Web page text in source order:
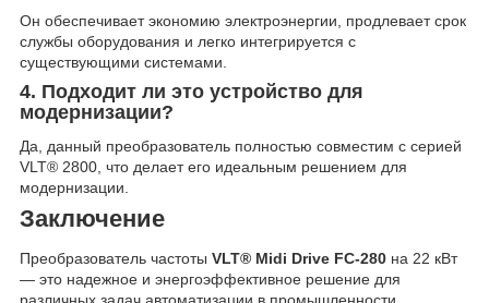
Он обеспечивает экономию электроэнергии, продлевает срок
службы оборудования и легко интегрируется с
существующими системами.
4. Подходит ли это устройство для
модернизации?
Да, данный преобразователь полностью совместим с серией
VLT® 2800, что делает его идеальным решением для
модернизации.
Заключение
Преобразователь частоты VLT® Midi Drive FC-280 на 22 кВт
— это надежное и энергоэффективное решение для
различных задач автоматизации в промышленности.